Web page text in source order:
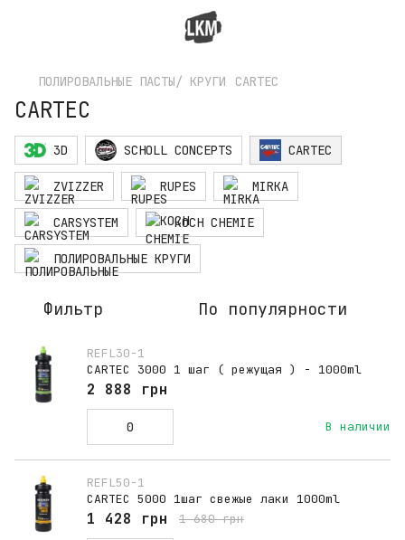
ПОЛИРОВАЛЬНЫЕ ПАСТЫ/ КРУГИ CARTEC
CARTEC
3D SCHOLL CONCEPTS CARTEC
ZVIZZER RUPES MIRKA
CARSYSTEM KOCH CHEMIE
ПОЛИРОВАЛЬНЫЕ КРУГИ
Фильтр По популярности
REFL30-1
CARTEC 3000 1 шаг ( режущая ) - 1000ml
В наличии
2 888 грн
REFL50-1
CARTEC 5000 1шаг свежые лаки 1000ml
1 428 грн 1 680 грн